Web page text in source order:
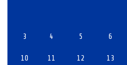
3 4 5 6
10 11 12 13